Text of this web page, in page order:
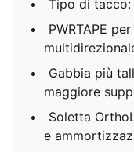
Tipo di
PWRTAPE
Gabbia più
maggiore
Soletta
e